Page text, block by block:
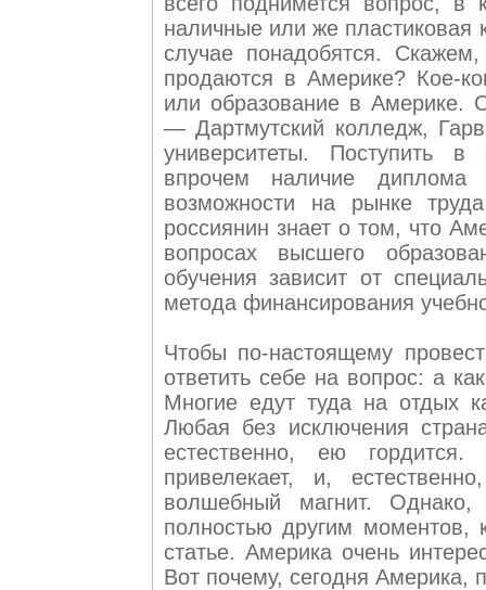
наличные или же пластиковая
случае понадобятся.
продаются в Америке? Кое-
или образование в Америке.
— Дартмутский колледж,
университеты. Поступить в
впрочем наличие диплома
возможности на рынке
россиянин знает о том, что
вопросах высшего
обучения зависит от
метода финансирования
Чтобы по-настоящему
ответить себе на вопрос: а
Многие едут туда на отдых
Любая без исключения
естественно, ею
привелекает, и,
волшебный магнит.
полностью другим
статье. Америка очень
Вот почему, сегодня Америка,